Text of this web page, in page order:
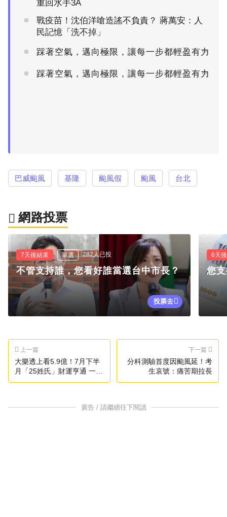
重回水手3A
戰疫苗！沈伯洋嗆造謠不負責？ 蔣萬安：人
民記憶「洗不掉」
踩著空氣，邁向極限，讓每一步都輕盈有力
PR
踩著空氣，邁向極限，讓每一步都輕盈有力
PR
巴威颱風 基隆 颱風假 颱風 台北
網路投票
7天後結束 單選 282人已投
不管支持誰，您看好誰當選台中市長？
投票去
6天
您
上一篇
大樂透上看5.9億！7月下半
月「25姓氏」財運亨通 一路
旺到鬼門開
下一篇
分科測驗首度因颱風延！考
生哀號：痛苦期拉長
廣告 / 請繼續往下閱讀